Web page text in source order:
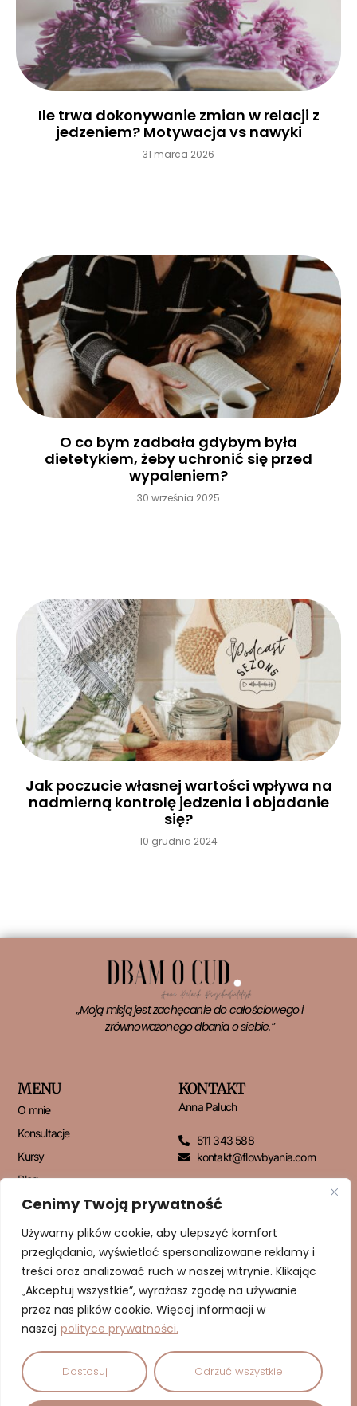
Cenimy Twoją prywatność
Używamy plików cookie, aby ulepszyć komfort
przeglądania, wyświetlać spersonalizowane reklamy i
treści oraz analizować ruch w naszej witrynie. Klikając
„Akceptuj wszystkie”, wyrażasz zgodę na używanie
przez nas plików cookie. Więcej informacji w
naszej polityce prywatności.
Dostosuj Odrzuć wszystkie
Ile trwa dokonywanie zmian w relacji z
jedzeniem? Motywacja vs nawyki
31 marca 2026
O co bym zadbała gdybym była
dietetykiem, żeby uchronić się przed
wypaleniem?
30 września 2025
Jak poczucie własnej wartości wpływa na
nadmierną kontrolę jedzenia i objadanie
się?
10 grudnia 2024
„Moją misją jest zachęcanie do całościowego i
zrównoważonego dbania o siebie.”
MENU
O mnie
Konsultacje
Kursy
Blog
Kontakt
KONTAKT
Anna Paluch
511 343 588
kontakt@flowbyania.com
NEWSLETTER
ZAPISUJĘ SIĘ!